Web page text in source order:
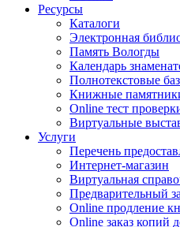
Ресурсы
Каталоги
Электронная
Память Вологды
Календарь
Полнотекстовые
Книжные
Online тест
Виртуальные
Услуги
Перечень
Интернет-магазин
Виртуальная
Предварительный
Online продление
Online заказ копий